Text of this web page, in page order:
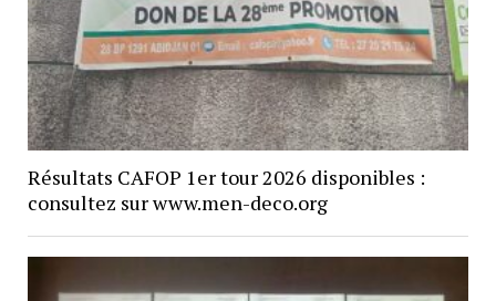
Résultats CAFOP 1er tour 2026 disponibles :
consultez sur www.men-deco.org